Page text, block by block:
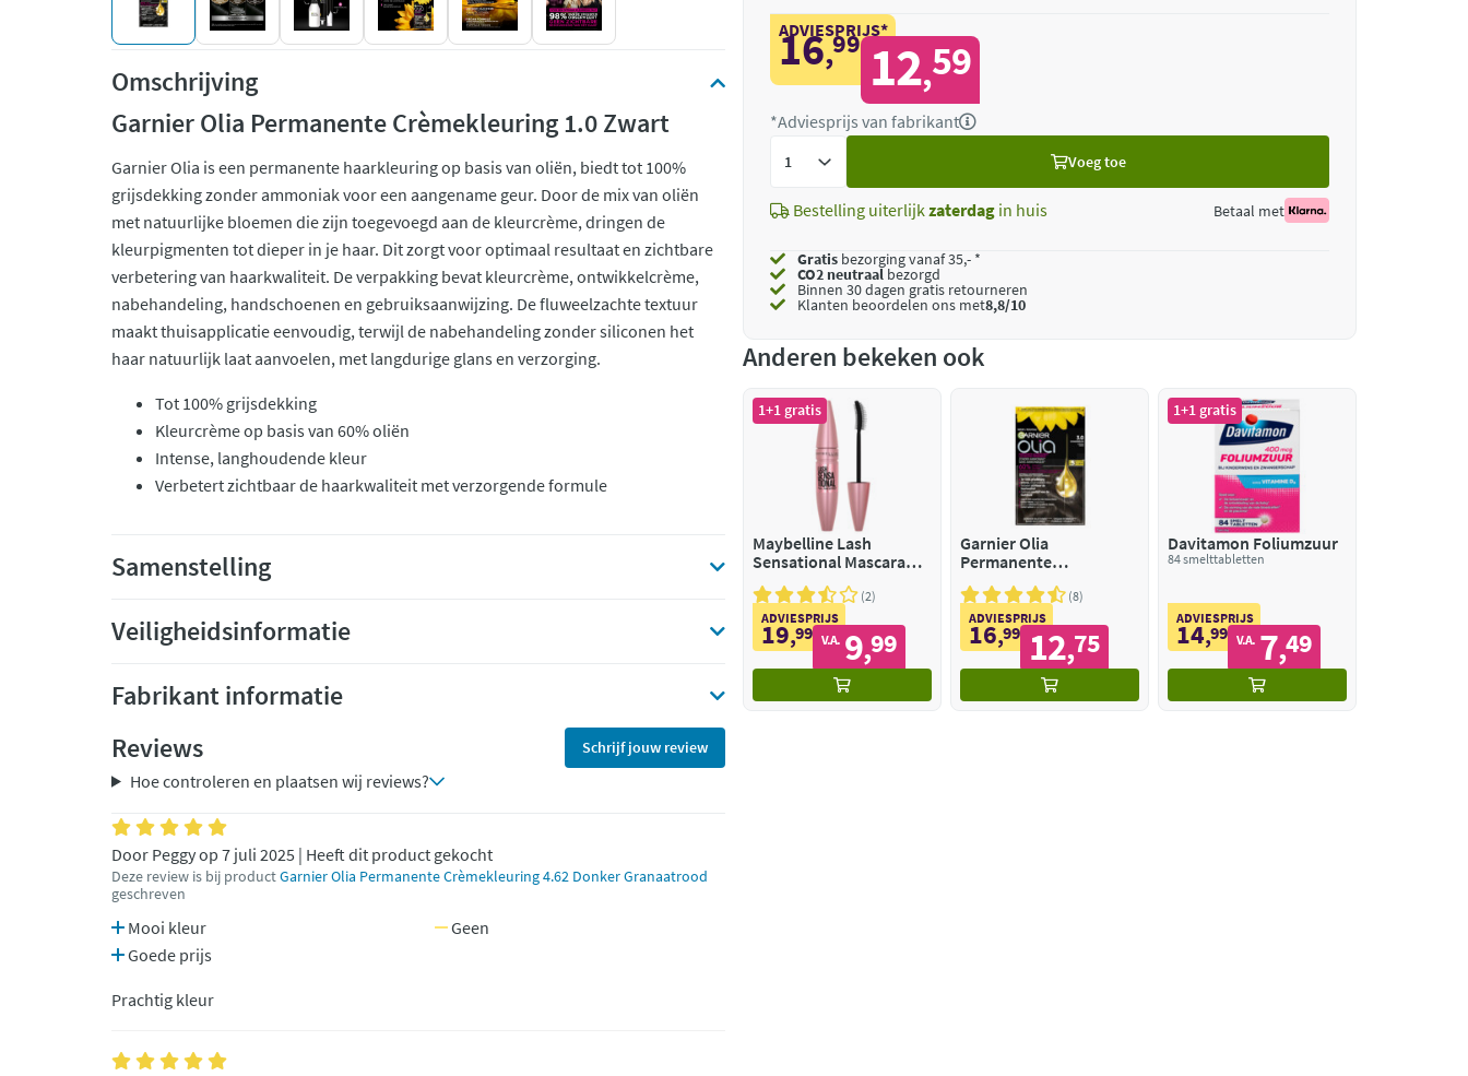
Omschrijving
Garnier Olia Permanente Crèmekleuring 1.0 Zwart
Garnier Olia is een permanente haarkleuring op basis van oliën, biedt tot 100%
grijsdekking zonder ammoniak voor een aangename geur. Door de mix van oliën
met natuurlijke bloemen die zijn toegevoegd aan de kleurcrème, dringen de
kleurpigmenten tot dieper in je haar. Dit zorgt voor optimaal resultaat en zichtbare
verbetering van haarkwaliteit. De verpakking bevat kleurcrème, ontwikkelcrème,
nabehandeling, handschoenen en gebruiksaanwijzing. De fluweelzachte textuur
maakt thuisapplicatie eenvoudig, terwijl de nabehandeling zonder siliconen het
haar natuurlijk laat aanvoelen, met langdurige glans en verzorging.
Tot 100% grijsdekking
Kleurcrème op basis van 60% oliën
Intense, langhoudende kleur
Verbetert zichtbaar de haarkwaliteit met verzorgende formule
Samenstelling
Veiligheidsinformatie
Fabrikant informatie
Reviews
Schrijf jouw review
Hoe controleren en plaatsen wij reviews?
Door Peggy op 7 juli 2025 | Heeft dit product gekocht
Deze review is bij productGarnier Olia Permanente Crèmekleuring 4.62 Donker Granaatrood
geschreven
Mooi kleur
Goede prijs
Geen
Prachtig kleur
ADVIESPRIJS*
16,99 12,59
*Adviesprijs van fabrikant
Voeg toe
Bestelling uiterlijkzaterdag in huis Betaal met
Gratis bezorging vanaf 35,- *
CO2 neutraalbezorgd
Binnen 30 dagen gratis retourneren
Klanten beoordelen ons met8,8/10
Anderen bekeken ook
1+1 gratis
Maybelline Lash
Sensational Mascara
Very Black
2
ADVIESPRIJS
19,99 V.A. 9,99
Garnier Olia
Permanente
Crèmekleuring 3.0
Donkerbruin
8
ADVIESPRIJS
16,99 12,75
1+1 gratis
Davitamon Foliumzuur
84 smelttabletten
ADVIESPRIJS
14,99 V.A. 7,49